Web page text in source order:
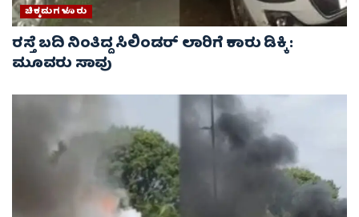
ಚಿಕ್ಕಮಗಳೂರು
ರಸ್ತೆ ಬದಿ ನಿಂತಿದ್ದ ಸಿಲಿಂಡರ್ ಲಾರಿಗೆ ಕಾರು ಡಿಕ್ಕಿ :
ಮೂವರು ಸಾವು